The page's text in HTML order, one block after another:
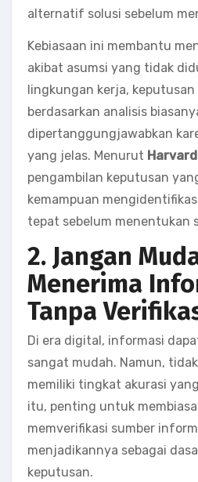
alternatif solusi sebelum
Kebiasaan ini membantu
akibat asumsi yang tidak
lingkungan kerja,
berdasarkan analisis
dipertanggungjawabkan
yang jelas. Menurut
pengambilan keputusan
kemampuan
tepat sebelum menentukan
2. Jangan
Menerima
Tanpa
Di era digital, informasi
sangat mudah. Namun,
memiliki tingkat akurasi
itu, penting untuk
memverifikasi sumber
menjadikannya sebagai
keputusan.